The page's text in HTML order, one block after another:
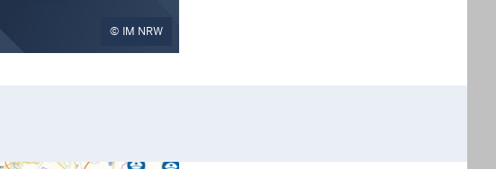
IM NRW